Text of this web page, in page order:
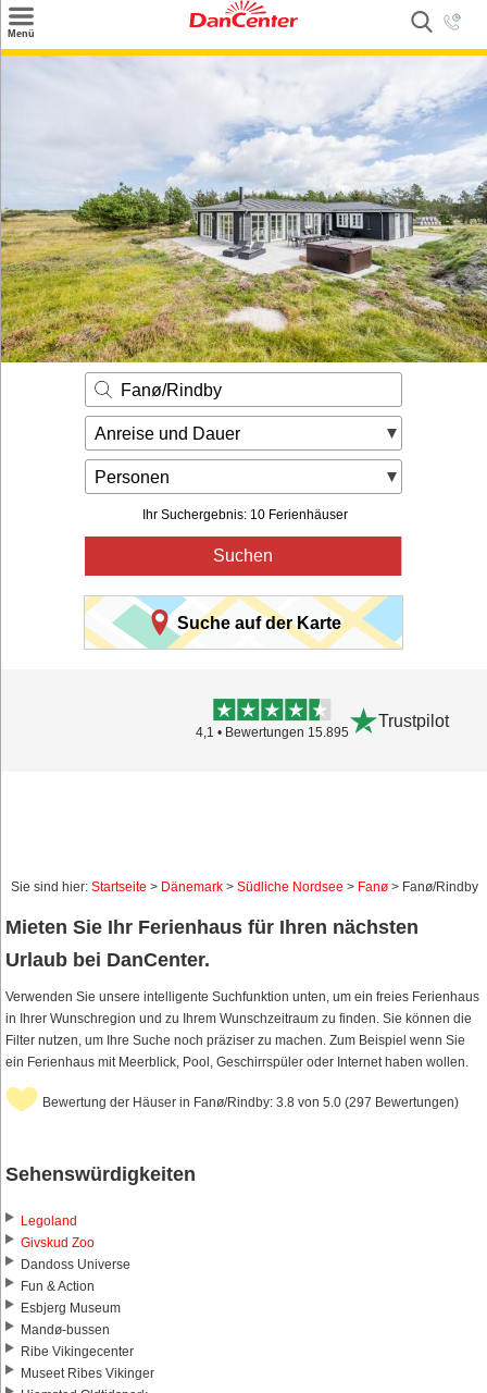
Menü
Angebote
Inspiration
Kontakt
Gut zu wissen
Login
Fanø/Rindby
Anreise und Dauer
Personen
Ihr Suchergebnis: 10 Ferienhäuser
Suchen
Suche auf der Karte
4,1 • Bewertungen 15.895
Trustpilot
Sie sind hier: Startseite > Dänemark > Südliche Nordsee > Fanø > Fanø/Rindby
Mieten Sie Ihr Ferienhaus für Ihren nächsten
Urlaub bei DanCenter.
Verwenden Sie unsere intelligente Suchfunktion unten, um ein freies Ferienhaus
in Ihrer Wunschregion und zu Ihrem Wunschzeitraum zu finden. Sie können die
Filter nutzen, um Ihre Suche noch präziser zu machen. Zum Beispiel wenn Sie
ein Ferienhaus mit Meerblick, Pool, Geschirrspüler oder Internet haben wollen.
Bewertung der Häuser in Fanø/Rindby: 3.8 von 5.0 (297 Bewertungen)
Sehenswürdigkeiten
Legoland
Givskud Zoo
Dandoss Universe
Fun & Action
Esbjerg Museum
Mandø-bussen
Ribe Vikingecenter
Museet Ribes Vikinger